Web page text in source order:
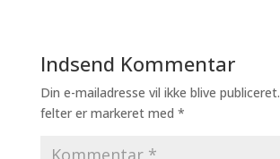
Indsend Kommentar
Din e-mailadresse vil ikke blive publiceret.
felter er markeret med *